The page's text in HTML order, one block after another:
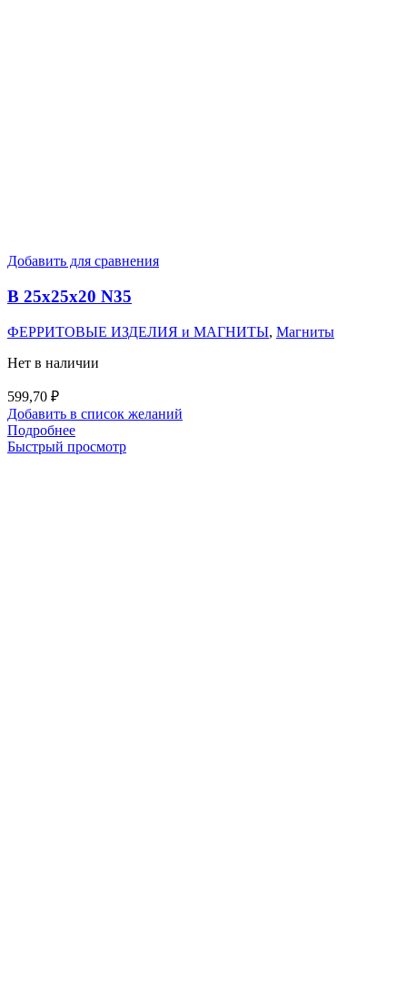
Добавить для сравнения
B 25x25x20 N35
ФЕРРИТОВЫЕ ИЗДЕЛИЯ и МАГНИТЫ, Магниты
Нет в наличии
599,70 ₽
Добавить в список желаний
Подробнее
Быстрый просмотр